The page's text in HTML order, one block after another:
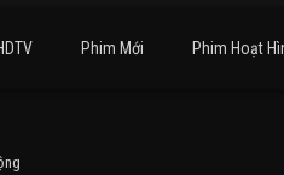
Phim Mới Phim Hoạt